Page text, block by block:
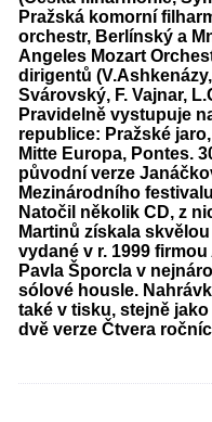
Pražská komorní
orchestr, Berlínský a
Angeles Mozart
dirigentů
Svárovský, F. Vajnar,
Pravidelně vystupuje
republice: Pražské
Mitte Europa, Pontes.
původní verze
Mezinárodního
Natočil několik CD, z
Martinů získala
vydané v r. 1999
Pavla Šporcla v
sólové housle.
také v tisku, stejně
dvě verze Čtvera